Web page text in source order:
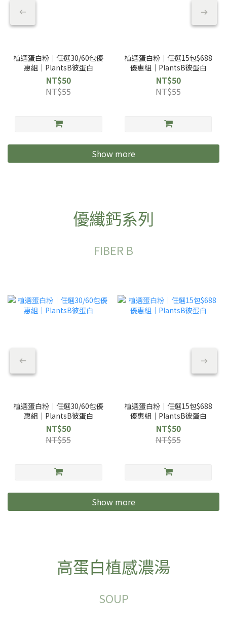
植選蛋白粉｜任選30/60包優
惠組｜PlantsB彼蛋白
NT$50
NT$55
植選蛋白粉｜任選15包$688
優惠組｜PlantsB彼蛋白
NT$50
NT$55
Show more
優纖鈣系列
FIBER B
植選蛋白粉｜任選30/60包優
惠組｜PlantsB彼蛋白
NT$50
NT$55
植選蛋白粉｜任選15包$688
優惠組｜PlantsB彼蛋白
NT$50
NT$55
Show more
高蛋白植感濃湯
SOUP